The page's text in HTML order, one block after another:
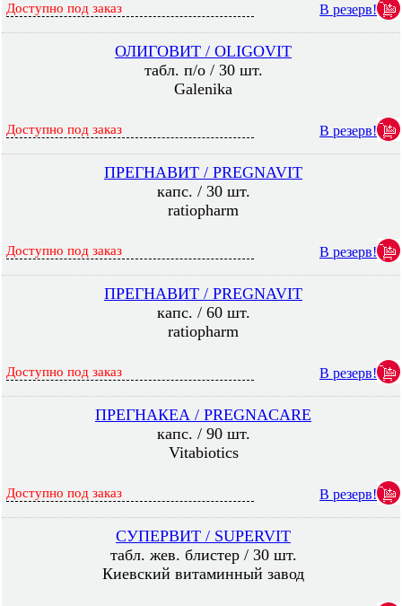
Доступно под заказ В резерв!
ОЛИГОВИТ / OLIGOVIT
табл. п/о / 30 шт.
Galenika
Доступно под заказ В резерв!
ПРЕГНАВИТ / PREGNAVIT
капс. / 30 шт.
ratiopharm
Доступно под заказ В резерв!
ПРЕГНАВИТ / PREGNAVIT
капс. / 60 шт.
ratiopharm
Доступно под заказ В резерв!
ПРЕГНАКЕА / PREGNACARE
капс. / 90 шт.
Vitabiotics
Доступно под заказ В резерв!
СУПЕРВИТ / SUPERVIT
табл. жев. блистер / 30 шт.
Киевский витаминный завод